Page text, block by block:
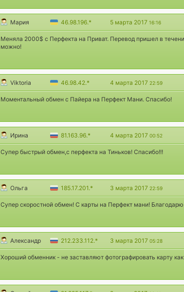
Мария 46.98.196.* 5 марта 2017 16:16
Меняла 2000$ с Перфекта на Приват. Перевод пришел в
можно!
Viktoria 46.98.42.* 4 марта 2017 22:59
Моментальный обмен с Пайера на Перфект Мани. Спасибо!
Ирина 81.163.96.* 4 марта 2017 00:52
Супер быстрый обмен,с перфекта на Тиньков! Спасибо!!!
Ольга 185.17.201.* 3 марта 2017 22:59
Cупер скоростной обмен! С карты на Перфект мани!
Александр 212.233.112.* 3 марта 2017 05:28
Хороший обменник - не заставляют фотографировать карту